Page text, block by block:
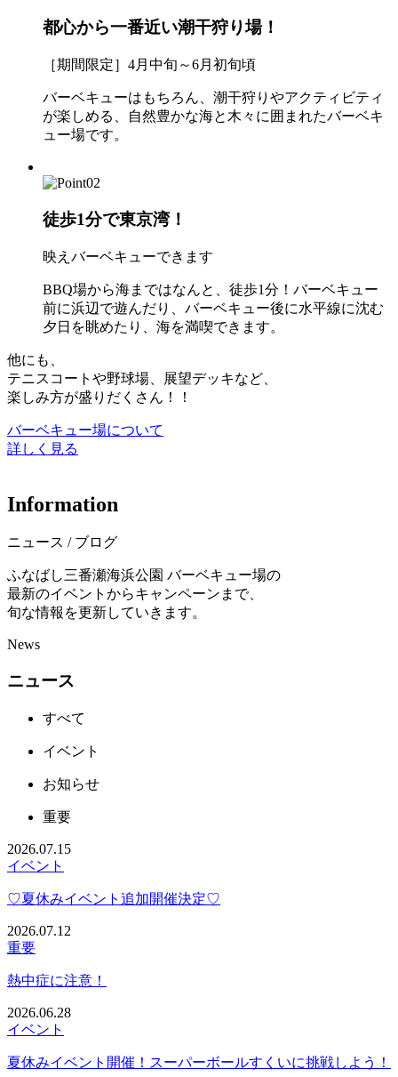
都心から一番近い潮干狩り場！
［期間限定］4月中旬～6月初旬頃
バーベキューはもちろん、潮干狩りやアクティビティ
が楽しめる、自然豊かな海と木々に囲まれたバーベキ
ュー場です。
徒歩1分で東京湾！
映えバーベキューできます
BBQ場から海まではなんと、徒歩1分！バーベキュー
前に浜辺で遊んだり、バーベキュー後に水平線に沈む
夕日を眺めたり、海を満喫できます。
他にも、
テニスコートや野球場、展望デッキなど、
楽しみ方が盛りだくさん！！
バーベキュー場について
詳しく見る
Information
ニュース / ブログ
ふなばし三番瀬海浜公園 バーベキュー場の
最新のイベントからキャンペーンまで、
旬な情報を更新していきます。
News
ニュース
すべて
イベント
お知らせ
重要
2026.07.15
イベント
♡夏休みイベント追加開催決定♡
2026.07.12
重要
熱中症に注意！
2026.06.28
イベント
夏休みイベント開催！スーパーボールすくいに挑戦しよう！